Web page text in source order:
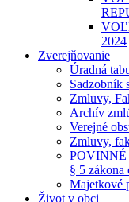
2024
Zverejňovanie
Úradná
Sadzobník
Zmluvy,
Archív
Verejné
Zmluvy,
§ 5 zákona
Majetkové
Život v obci